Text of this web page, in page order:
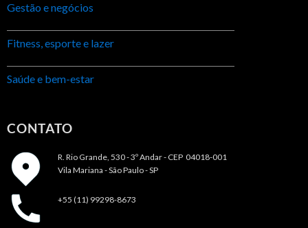
Gestão e negócios
Fitness, esporte e lazer
Saúde e bem-estar
CONTATO
R. Rio Grande, 530 - 3º Andar - CEP 04018-001
Vila Mariana - São Paulo - SP
+55 (11) 99298-8673